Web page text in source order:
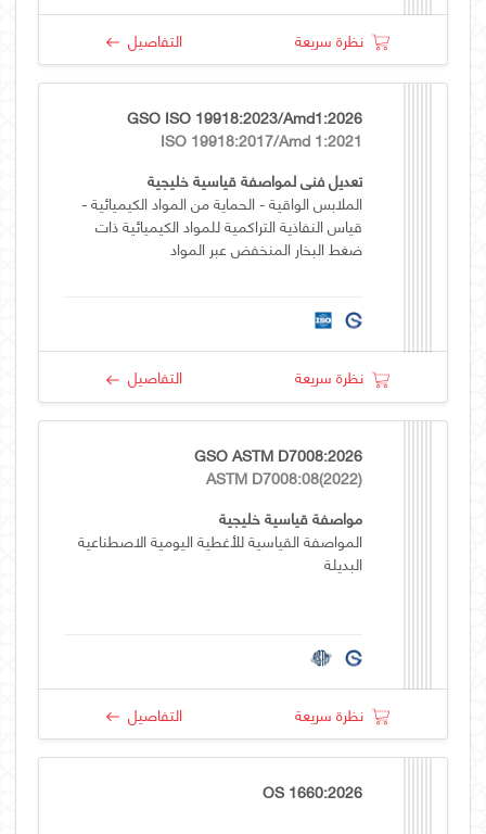
نظرة سريعة التفاصيل
GSO ISO 19918:2023/Amd1:2026
ISO 19918:2017/Amd 1:2021
تعديل فني لمواصفة قياسية خليجية
الملابس الواقية - الحماية من المواد الكيميائية -
قياس النفاذية التراكمية للمواد الكيميائية ذات
ضغط البخار المنخفض عبر المواد
نظرة سريعة التفاصيل
GSO ASTM D7008:2026
ASTM D7008:08(2022)
مواصفة قياسية خليجية
المواصفة القياسية للأغطية اليومية الاصطناعية
البديلة
نظرة سريعة التفاصيل
OS 1660:2026